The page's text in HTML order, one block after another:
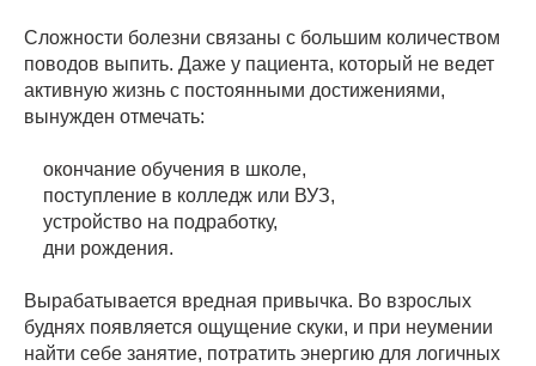
Сложности болезни связаны с большим количеством
поводов выпить. Даже у пациента, который не ведет
активную жизнь с постоянными достижениями,
вынужден отмечать:
окончание обучения в школе,
поступление в колледж или ВУЗ,
устройство на подработку,
дни рождения.
Вырабатывается вредная привычка. Во взрослых
буднях появляется ощущение скуки, и при неумении
найти себе занятие, потратить энергию для логичных